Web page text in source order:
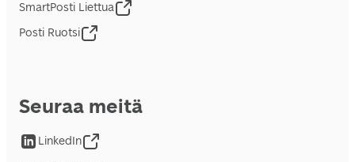
SmartPosti Liettua
Posti Ruotsi
Seuraa meitä
LinkedIn